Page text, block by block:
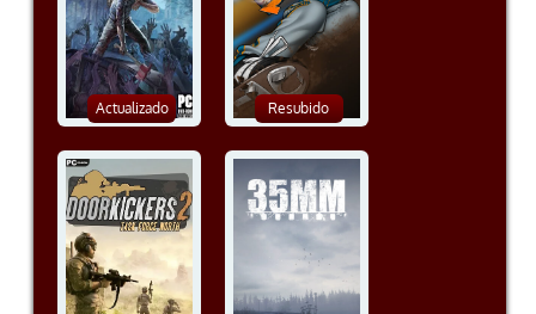
Actualizado Resubido